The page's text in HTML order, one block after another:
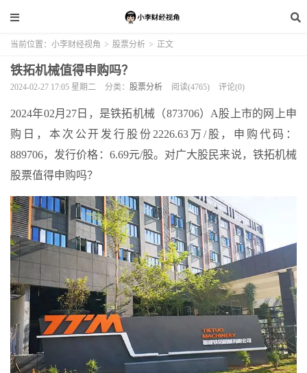
当前位置： 小李财经视角 > 股票分析 > 正文
铁拓机械值得申购吗？
2024-02-27 17:05 星期二 分类： 股票分析 阅读(4765) 评论(0)
2024年02月27日，是铁拓机械（873706）A股上市的网上申
购日，本次公开发行股份2226.63万/股，申购代码：
889706，发行价格：6.69元/股。对广大股民来说，铁拓机械
股票值得申购吗？